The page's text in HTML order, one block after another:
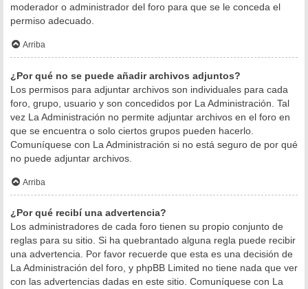
moderador o administrador del foro para que se le conceda el
permiso adecuado.
Arriba
¿Por qué no se puede añadir archivos adjuntos?
Los permisos para adjuntar archivos son individuales para cada
foro, grupo, usuario y son concedidos por La Administración. Tal
vez La Administración no permite adjuntar archivos en el foro en
que se encuentra o solo ciertos grupos pueden hacerlo.
Comuníquese con La Administración si no está seguro de por qué
no puede adjuntar archivos.
Arriba
¿Por qué recibí una advertencia?
Los administradores de cada foro tienen su propio conjunto de
reglas para su sitio. Si ha quebrantado alguna regla puede recibir
una advertencia. Por favor recuerde que esta es una decisión de
La Administración del foro, y phpBB Limited no tiene nada que ver
con las advertencias dadas en este sitio. Comuníquese con La